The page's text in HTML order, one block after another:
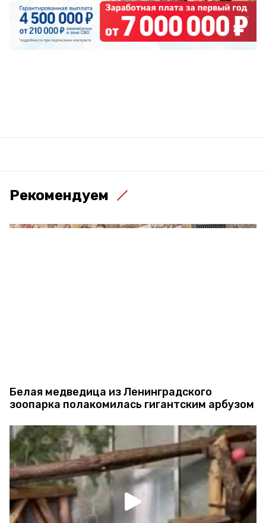
Рекомендуем
Белая медведица из Ленинградского
зоопарка полакомилась гигантским арбузом